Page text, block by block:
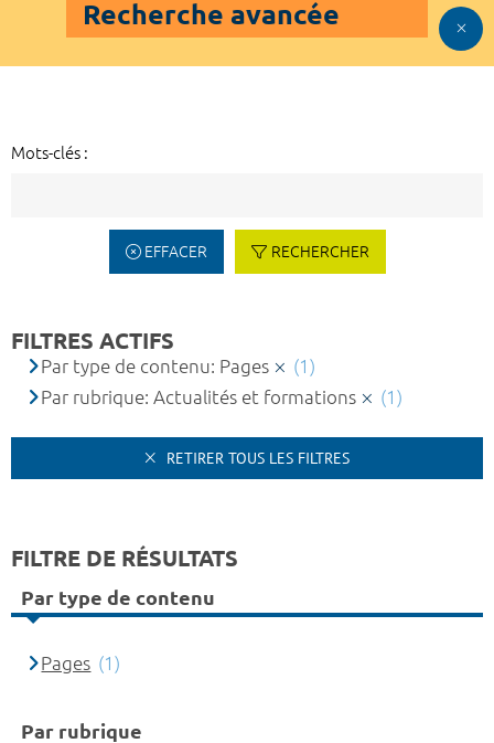
Recherche avancée
Mots-clés :
EFFACER RECHERCHER
FILTRES ACTIFS
Par type de contenu: Pages
(1)
Par rubrique: Actualités et formations
(1)
RETIRER TOUS LES FILTRES
FILTRE DE RÉSULTATS
Par type de contenu
Pages (1)
Par rubrique